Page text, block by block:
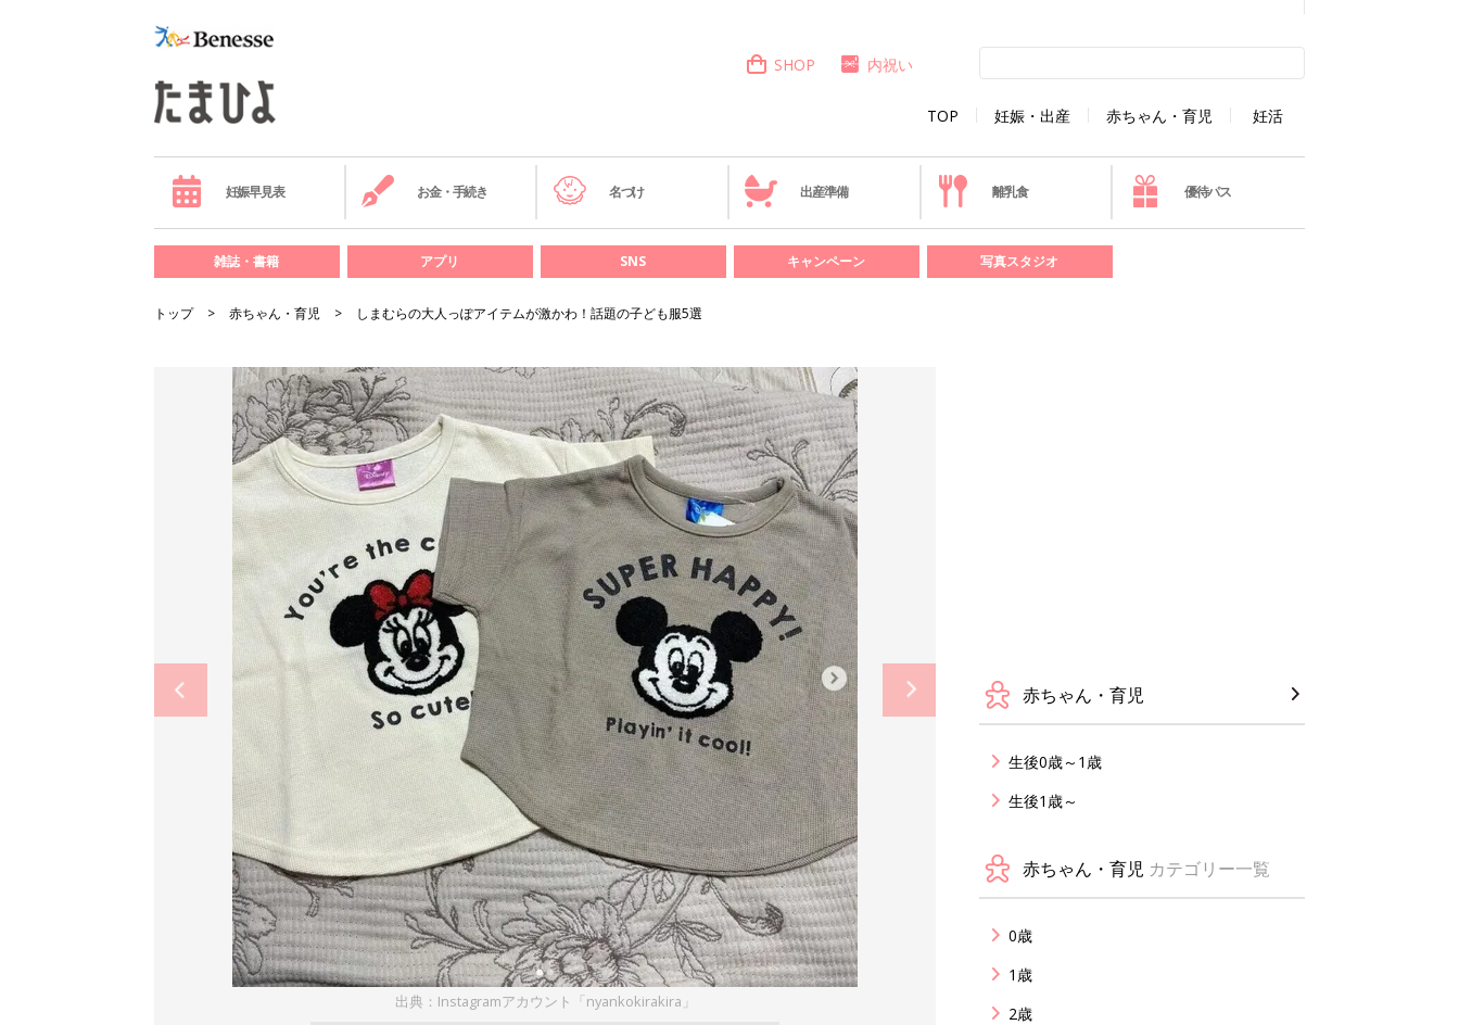
TOP 妊娠・出産 赤ちゃん・育児 妊活
SHOP 内祝い
妊娠早見表 お金・手続き 名づけ 出産準備 離乳食 優待パス
雑誌・書籍 アプリ SNS キャンペーン 写真スタジオ
トップ 赤ちゃん・育児 しまむらの大人っぽアイテムが激かわ！話題の子ども服5選
出典：Instagramアカウント「nyankokirakira」
赤ちゃん・育児
生後0歳～1歳
生後1歳～
赤ちゃん・育児 カテゴリー一覧
0歳
1歳
2歳